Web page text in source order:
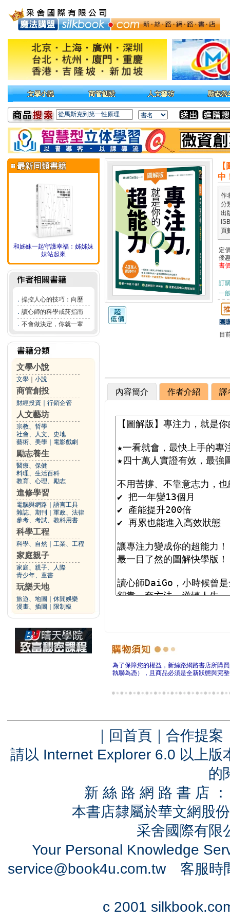
和姊妹一起守護幸福：姊姊妹
妹站起來
． 操控人心的技巧：向歷
． 讀心師的科學戒菸指南
． 不會做決定，你就一輩
文學小說
文學 小說
商管創投
財經投資 行銷企管
人文藝坊
宗教、哲學
社會、人文、史地
藝術、美學
電影戲劇
勵志養生
醫療、保健
料理、生活百科
教育、心理、勵志
進修學習
電腦與網路
語言工具
雜誌、期刊
軍政、法律
參考、考試、教科用書
科學工程
科學、自然 工業、工程
家庭親子
家庭、親子、人際
青少年、童書
玩樂天地
旅遊、地圖
休閒娛樂
漫畫、插圖
限制級
中
作
分
出
頁
定
優
書
訂
一
團
目
內容簡介 作者介紹 譯
為了保障您的權益，新絲路網路書店所購
執聯為憑），且商品必須是全新狀態與完
｜ 回首頁 ｜ 合作提案
請以 Internet Explorer 6.0 以上
的
新 絲 路 網 路 書 店
本書店隸屬於華文網股
采舍國際有
Your Personal Knowledge
service@book4u.com.tw客服時
c 2001